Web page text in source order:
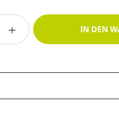
Gib den IN DEN